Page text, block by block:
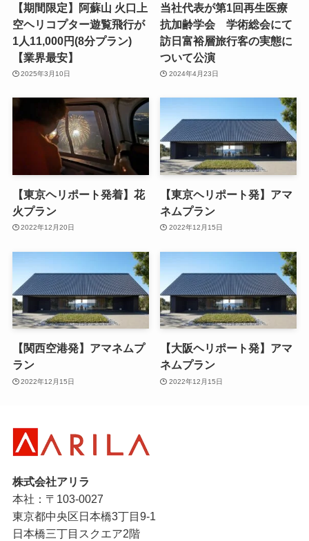
【期間限定】阿蘇山 火口上
空ヘリコプター遊覧飛行が
1人11,000円(8分プラン)
【業界最安】
2025年3月10日
当社代表が第1回再生医療
抗加齢学会 学術総会にて
訪日富裕層旅行客の実態に
ついて公演
2024年4月23日
【東京ヘリポート発着】花
火プラン
2022年12月20日
【東京ヘリポート発】アマ
ネムプラン
2022年12月15日
【関西空港発】アマネムプ
ラン
2022年12月15日
【大阪ヘリポート発】アマ
ネムプラン
2022年12月15日
株式会社アリラ
本社：〒103-0027
東京都中央区日本橋3丁目9-1
日本橋三丁目スクエア2階